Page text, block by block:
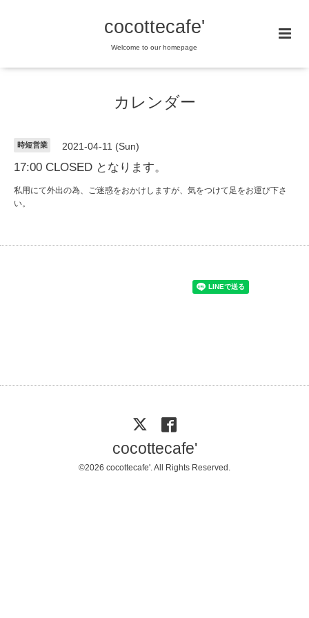
cocottecafe'
Welcome to our homepage
カレンダー
時短営業 2021-04-11 (Sun)
17:00 CLOSED となります。
私用にて外出の為、ご迷惑をおかけしますが、気をつけて足をお運び下さ
い。
cocottecafe'
©2026 cocottecafe'. All Rights Reserved.